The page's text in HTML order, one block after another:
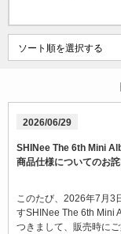
2026/06/29
SHINee The 6th Mini
商品仕様についてのお
このたび、2026年7月3
すSHINee The 6th Mini
つきまして、販売時に